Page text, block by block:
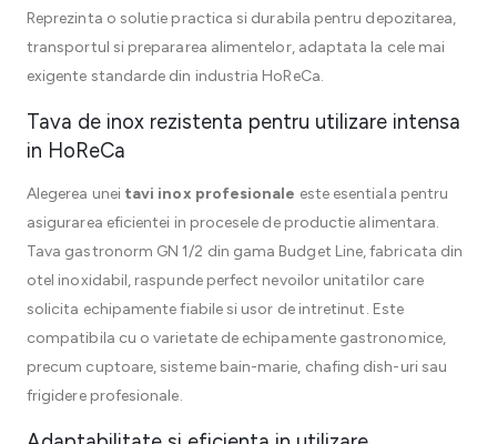
Reprezinta o solutie practica si durabila pentru depozitarea,
transportul si prepararea alimentelor, adaptata la cele mai
exigente standarde din industria HoReCa.
Tava de inox rezistenta pentru utilizare intensa
in HoReCa
Alegerea unei tavi inox profesionale este esentiala pentru
asigurarea eficientei in procesele de productie alimentara.
Tava gastronorm GN 1/2 din gama Budget Line, fabricata din
otel inoxidabil, raspunde perfect nevoilor unitatilor care
solicita echipamente fiabile si usor de intretinut. Este
compatibila cu o varietate de echipamente gastronomice,
precum cuptoare, sisteme bain-marie, chafing dish-uri sau
frigidere profesionale.